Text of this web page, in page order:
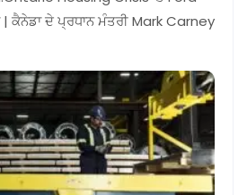
ਕੈਨੇਡਾ ਦੇ ਪ੍ਰਧਾਨ ਮੰਤਰੀ Mark Carney